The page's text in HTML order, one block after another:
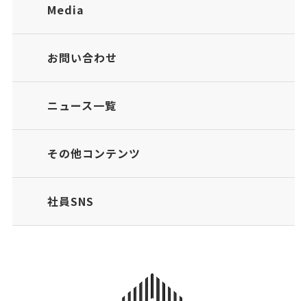
Media
お問い合わせ
ニュース一覧
その他コンテンツ
社員SNS